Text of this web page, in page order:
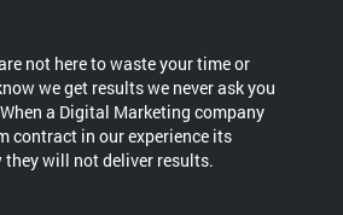
not here to waste your time or
we get results we never ask you
a Digital Marketing company
contract in our experience its
they will not deliver results.